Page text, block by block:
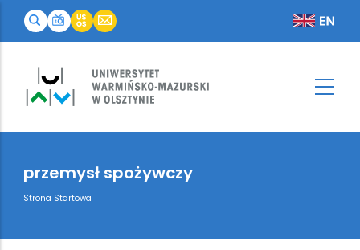
przemysł spożywczy
Breadcrumb
Strona Startowa